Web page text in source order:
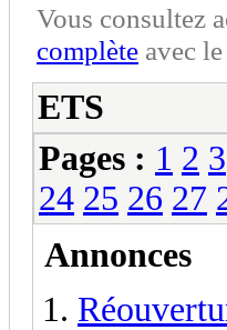
Vous consultez
complète avec
ETS
Pages : 1 2 3
24 25 26 27
Annonces